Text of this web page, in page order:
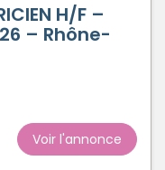
H/F –
– Rhône-
Voir l'annonce